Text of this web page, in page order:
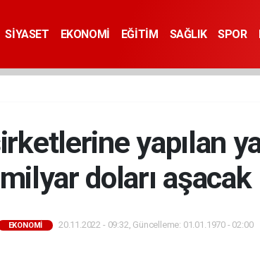
SİYASET EKONOMİ EĞİTİM SAĞLIK SPOR
yapılan
milyar doları aşacak
EKONOMİ 20.11.2022 - 09:32, Güncelleme: 01.01.1970 - 02:00